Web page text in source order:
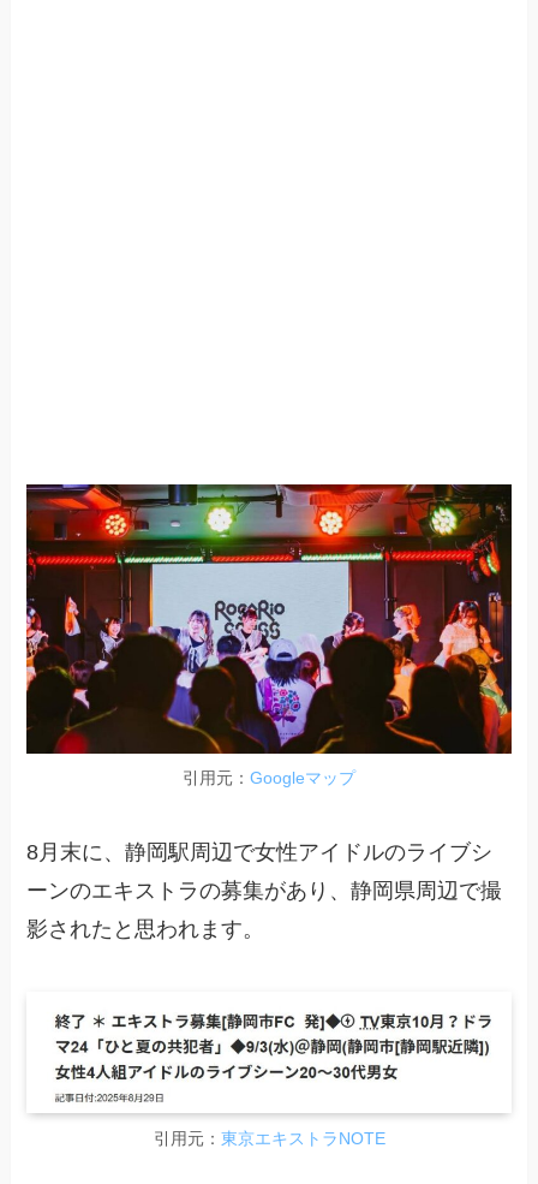
引用元： Googleマップ
8月末に、静岡駅周辺で女性アイドルのライブシ
ーンのエキストラの募集があり、静岡県周辺で撮
影されたと思われます。
引用元： 東京エキストラNOTE